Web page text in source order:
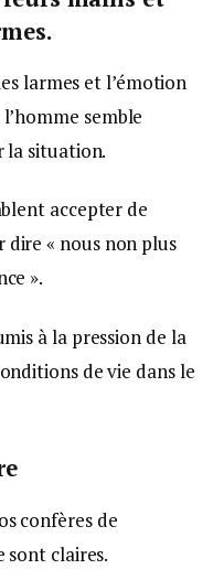
larmes et l’émotion
semble
la situation.
accepter de
dire « nous non plus
».
à la pression de la
de vie dans le
confères de
sont claires.